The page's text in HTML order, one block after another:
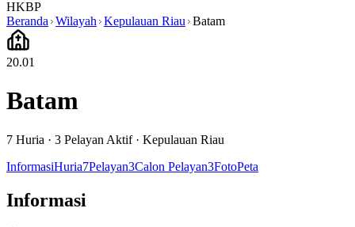
HKBP
Beranda Wilayah Kepulauan Riau Batam
20.01
Batam
7 Huria · 3 Pelayan Aktif· Kepulauan Riau
InformasiHuria7Pelayan3Calon Pelayan3FotoPeta
Informasi